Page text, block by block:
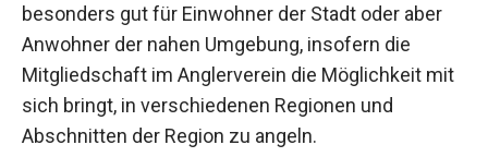
besonders gut für Einwohner der Stadt oder aber
Anwohner der nahen Umgebung, insofern die
Mitgliedschaft im Anglerverein die Möglichkeit mit
sich bringt, in verschiedenen Regionen und
Abschnitten der Region zu angeln.